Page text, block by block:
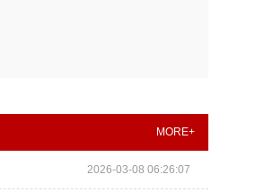
MORE+
2026-03-08 06:26:07